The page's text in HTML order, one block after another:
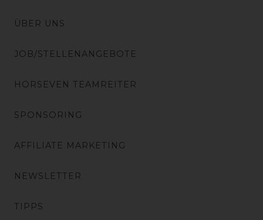
ÜBER UNS
JOB/STELLENANGEBOTE
HORSEVEN TEAMREITER
SPONSORING
AFFILIATE MARKETING
NEWSLETTER
TIPPS